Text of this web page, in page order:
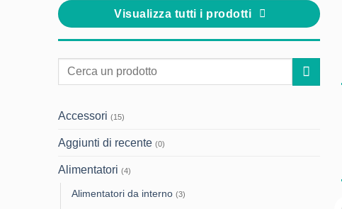
Visualizza tutti i prodotti
Cerca:
Accessori (15)
Aggiunti di recente (0)
Alimentatori (4)
Alimentatori da interno (3)